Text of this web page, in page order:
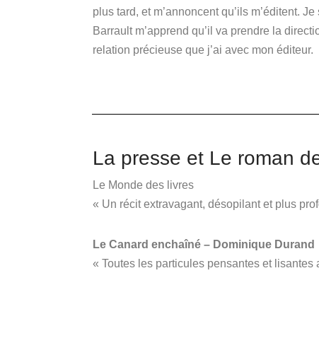
plus tard, et m’annoncent qu’ils m’éditent. Je
Barrault m’apprend qu’il va prendre la
relation précieuse que j’ai avec mon éditeur.
La presse et Le roman
Le Monde des livres
« Un récit extravagant, désopilant et plus
Le Canard enchaîné – Dominique Durand
« Toutes les particules pensantes et lisantes